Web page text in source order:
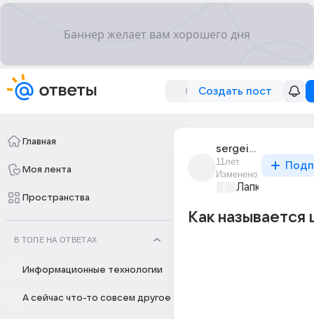
Создать пост
Главная
Моя лента
Пространства
В ТОПЕ НА ОТВЕТАХ
Информационные технологии
А сейчас что-то совсем другое
sergei_smagin_42
11лет
Изменено
Лапки и
Как называется